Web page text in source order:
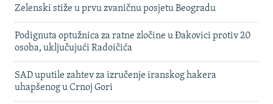
Zelenski stiže u prvu zvaničnu posjetu Beogradu
Podignuta optužnica za ratne zločine u Đakovici protiv 20
osoba, uključujući Radoičića
SAD uputile zahtev za izručenje iranskog hakera
uhapšenog u Crnoj Gori